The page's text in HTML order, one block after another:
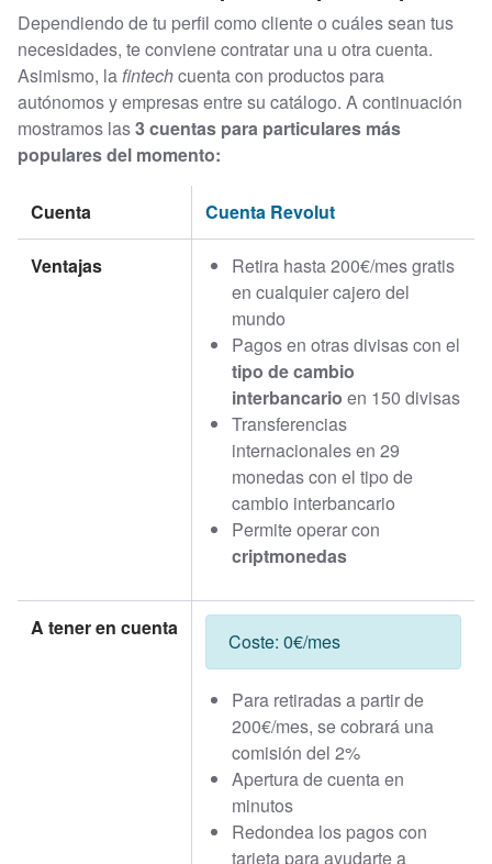
Dependiendo de tu perfil como cliente o cuáles sean tus
necesidades, te conviene contratar una u otra cuenta.
Asimismo, la fintechcuenta con productos para
autónomos y empresas entre su catálogo. A continuación
mostramos las3 cuentas para particulares más
populares del momento:
Cuenta Cuenta Revolut
Ventajas
Retira hasta 200€/mes gratis
en cualquier cajero del
mundo
Pagos en otras divisas con el
tipo de cambio
interbancario en 150 divisas
Transferencias
internacionales en 29
monedas con el tipo de
cambio interbancario
Permite operar con
criptmonedas
A tener en cuenta
Coste: 0€/mes
Para retiradas a partir de
200€/mes, se cobrará una
comisión del 2%
Apertura de cuenta en
minutos
Redondea los pagos con
tarjeta para ayudarte a